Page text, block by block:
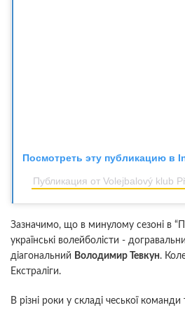
Посмотреть эту публикацию в
Публикация от Volejbalový klub
Зазначимо, що в минулому сезоні в
українські волейболісти -
діагональний Володимир Тевкун.
Екстраліги.
В різні роки у складі чеської